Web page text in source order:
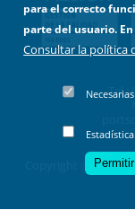
Tel.:
Copyright © 2022 -
para el correcto
parte del usuario.
Consultar la política
Necesarias
Estadística